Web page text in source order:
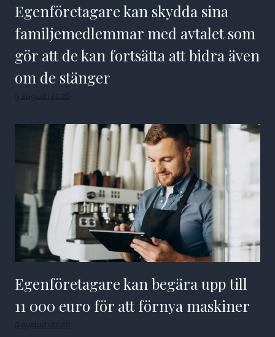
Egenföretagare kan skydda sina
familjemedlemmar med avtalet som
gör att de kan fortsätta att bidra även
om de stänger
9 augusti 2026
Egenföretagare kan begära upp till
11 000 euro för att förnya maskiner
9 augusti 2026